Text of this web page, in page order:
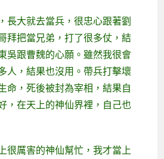
長大就去當兵，很忠心跟著劉
拜把當兄弟，打了很多仗，結
吳跟曹魏的心願。雖然我很會
人，結果也沒用。帶兵打擊壞
命，死後被封為宰相，結果自
，在天上的神仙界裡，自己也
很厲害的神仙幫忙，我才當上